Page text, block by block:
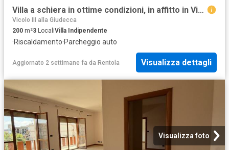
Villa a schiera in ottime condizioni, in affitto in Via Giuseppe Cannizzaro 6, Siracusa
Vicolo III alla Giudecca
200 m²3 LocaliVilla Indipendente
·Riscaldamento·Parcheggio auto
Aggiornato 2 settimane fa da Rentola Visualizza dettagli
Visualizza foto